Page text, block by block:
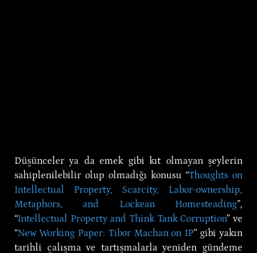
Düşünceler ya da emek gibi kıt olmayan şeylerin
sahiplenilebilir olup olmadığı konusu “Thoughts on
Intellectual Property, Scarcity, Labor-ownership,
Metaphors, and Lockean Homesteading”,
“Intellectual Property and Think Tank Corruption” ve
“New Working Paper: Tibor Machan on IP” gibi yakın
tarihli çalışma ve tartışmalarla yeniden gündeme